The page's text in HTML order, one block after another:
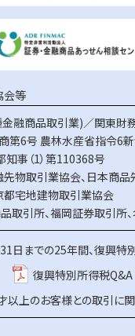
会等
商品取引業)／関東財務
第6号 農林水産省指令6
事（1）第110368号
物取引業協会、 日本商品
宅地建物取引業協会
取引所、福岡証券取引所、
までの25年間、復興特
復興特別所得税Q&A
以上のお客様との取引に関